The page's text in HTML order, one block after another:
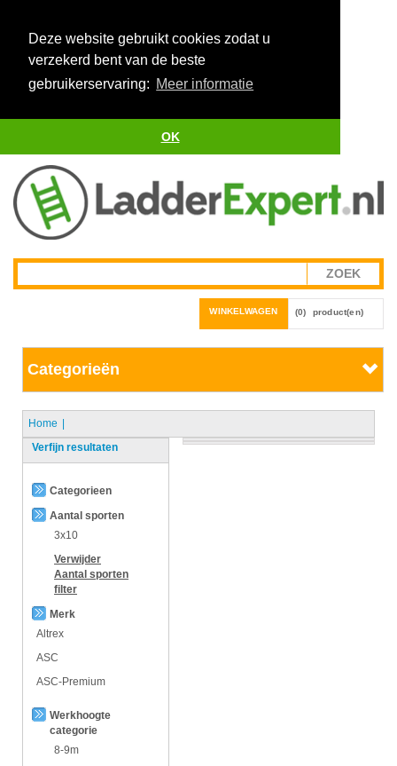
Deze website gebruikt cookies zodat u
verzekerd bent van de beste
gebruikerservaring: Meer informatie
OK
WINKELWAGEN (0) product(en)
Categorieën
Home
Verfijn resultaten
Categorieen
Aantal sporten
3x10
Verwijder
Aantal sporten
filter
Merk
Altrex
ASC
ASC-Premium
Werkhoogte
categorie
8-9m